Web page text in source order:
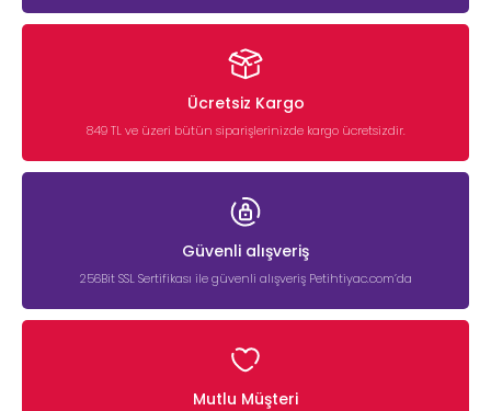
Ücretsiz Kargo
849 TL ve üzeri bütün siparişlerinizde kargo ücretsizdir.
Güvenli alışveriş
256Bit SSL Sertifikası ile güvenli alışveriş Petihtiyac.com’da
Mutlu Müşteri